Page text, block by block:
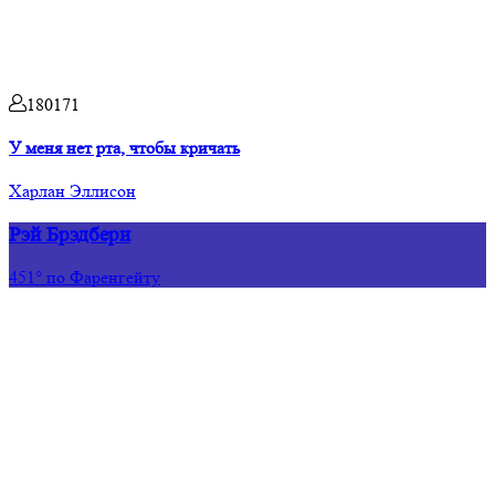
180171
У меня нет рта, чтобы кричать
Харлан Эллисон
Рэй Брэдбери
451° по Фаренгейту